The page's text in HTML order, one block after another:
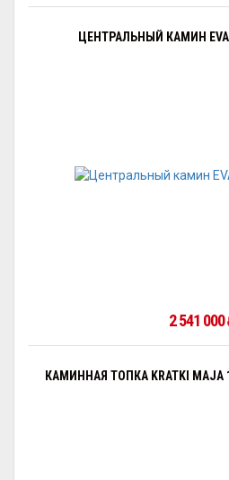
ЦЕНТРАЛЬНЫЙ КАМИН
2 541 000
КАМИННАЯ ТОПКА KRATKI